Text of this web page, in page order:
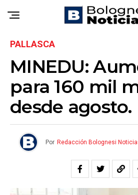
PALLASCA
MINEDU:
para 160 mil
desde agosto.
Por Redacción Bolognesi